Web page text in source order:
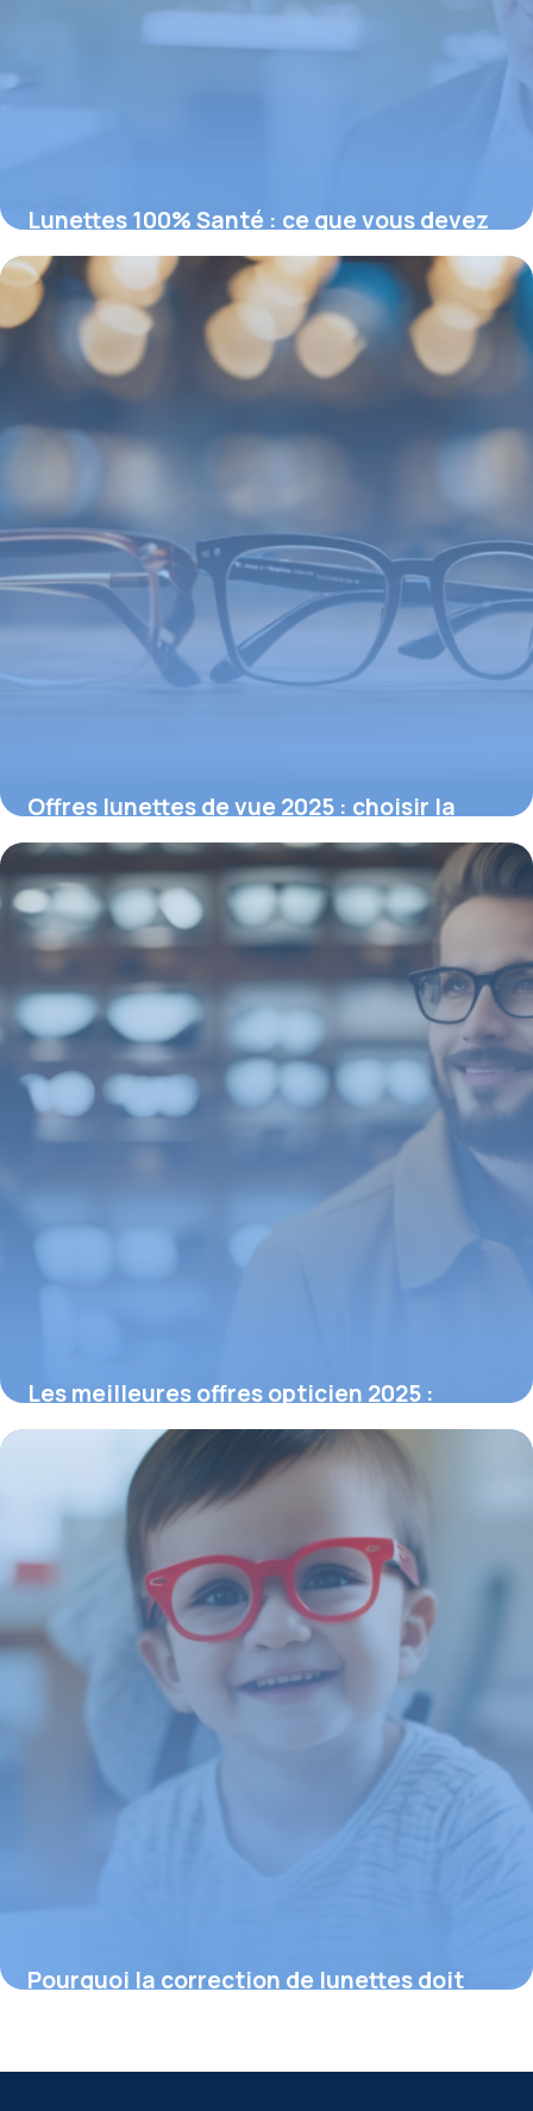
Lunettes 100% Santé : ce que vous devez
savoir pour une vision remboursée
19 février 2026
Offres lunettes de vue 2025 : choisir la
paire idéale selon votre correction
16 février 2026
Les meilleures offres opticien 2025 :
Économisez 200€ en bundles
12 février 2026
Pourquoi la correction de lunettes doit